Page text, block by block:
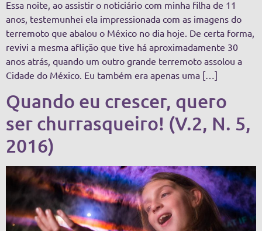
Essa noite, ao assistir o noticiário com minha filha de 11
anos, testemunhei ela impressionada com as imagens do
terremoto que abalou o México no dia hoje. De certa forma,
revivi a mesma aflição que tive há aproximadamente 30
anos atrás, quando um outro grande terremoto assolou a
Cidade do México. Eu também era apenas uma […]
Quando eu crescer, quero
ser churrasqueiro! (V.2, N. 5,
2016)